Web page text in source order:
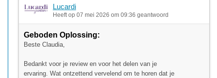
Lucardi
Heeft op 07 mei 2026 om 09:36 geantwoord
Geboden Oplossing:
Beste Claudia,
Bedankt voor je review en voor het delen van je
ervaring. Wat ontzettend vervelend om te horen dat je